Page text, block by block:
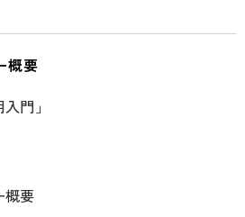
概要
門」
概要